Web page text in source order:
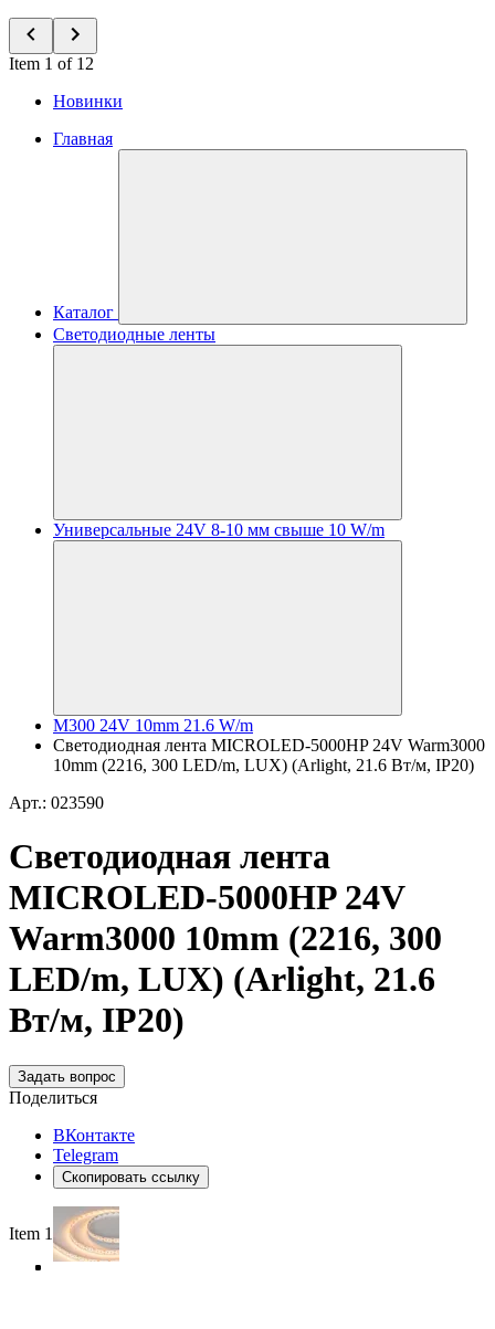
Item 1 of 12
Новинки
Главная
Каталог
Светодиодные ленты
Универсальные 24V 8-10 мм свыше 10 W/m
M300 24V 10mm 21.6 W/m
Светодиодная лента MICROLED-5000HP 24V Warm3000
10mm (2216, 300 LED/m, LUX) (Arlight, 21.6 Вт/м, IP20)
Арт.: 023590
Светодиодная лента
MICROLED-5000HP 24V
Warm3000 10mm (2216, 300
LED/m, LUX) (Arlight, 21.6
Вт/м, IP20)
Задать вопрос
Поделиться
ВКонтакте
Telegram
Скопировать ссылку
Item 1 of 4